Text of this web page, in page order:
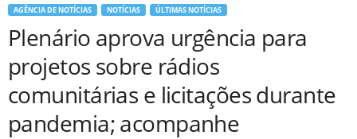
AGÊNCIA DE NOTÍCIAS NOTÍCIAS ÚLTIMAS NOTÍCIAS
Plenário aprova urgência para
projetos sobre rádios
comunitárias e licitações durante
pandemia; acompanhe